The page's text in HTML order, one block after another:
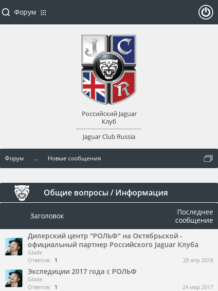
Форум ... Новые сообщения
Общие вопросы / Информация
Заголовок
Последнее
сообщение
Дилерский центр "РОЛЬФ" на Октябрьской -
официальный партнер Российского Jaguar Клуба
Glade
Ответов:
1 28 апр 2018
Экспедиции 2017 года с РОЛЬФ
Glade
Ответов:
1 24 мар 2017
Форум
Российский Jaguar
Клуб
Jaguar Club Russia
оват